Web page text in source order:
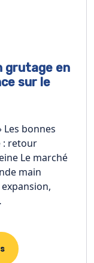
grutage en
sur le
Les bonnes
: retour
Le marché
main